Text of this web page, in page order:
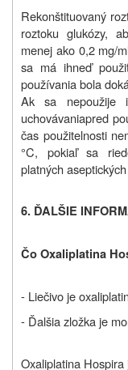
Rekonštituovaný
roztoku glukózy,
menej ako 0,2 mg/
sa má ihneď
používania bola
Ak sa nepoužije
uchovávaniapred
čas použitelnosti
°C, pokiaľ sa
platných
6. ĎALŠIE
ČoOxaliplatina
- Liečivo je
- Ďalšia zložka je
Oxaliplatina